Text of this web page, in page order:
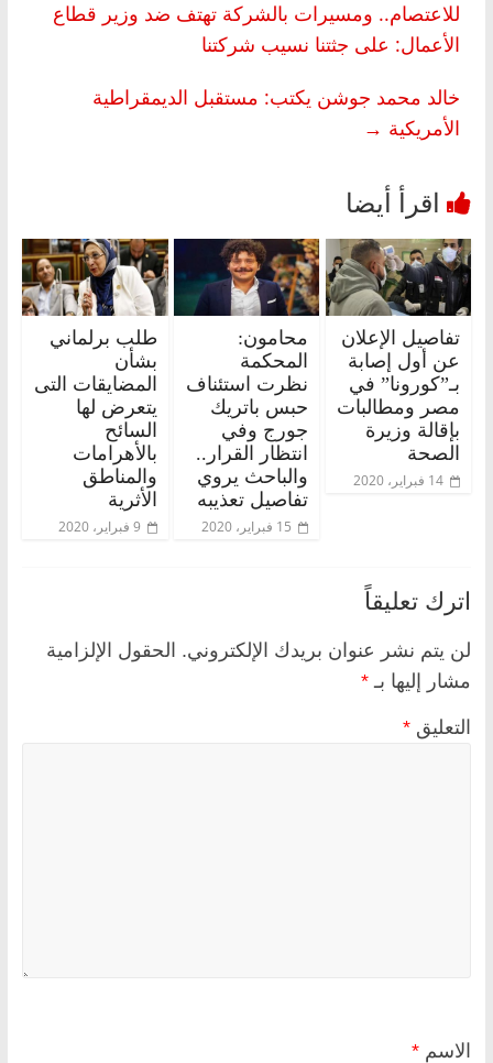
للاعتصام.. ومسيرات بالشركة تهتف ضد وزير قطاع
الأعمال: على جثتنا نسيب شركتنا
خالد محمد جوشن يكتب: مستقبل الديمقراطية
الأمريكية →
تفاصيل الإعلان
عن أول إصابة
بـ”كورونا” في
مصر ومطالبات
بإقالة وزيرة
الصحة
14 فبراير، 2020
محامون:
المحكمة
نظرت استئناف
حبس باتريك
جورج وفي
انتظار القرار..
والباحث يروي
تفاصيل تعذيبه
15 فبراير، 2020
طلب برلماني
بشأن
المضايقات التى
يتعرض لها
السائح
بالأهرامات
والمناطق
الأثرية
9 فبراير، 2020
اترك تعليقاً
لن يتم نشر عنوان بريدك الإلكتروني. الحقول الإلزامية
مشار إليها بـ *
التعليق *
الاسم *